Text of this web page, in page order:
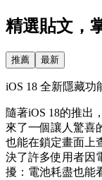
精選貼文，
推薦 最新
iOS 18 全新隱藏功
隨著iOS 18的推出
來了一個讓人驚喜
也能在鎖定畫面上
決了許多使用者因
擾：電池耗盡也能